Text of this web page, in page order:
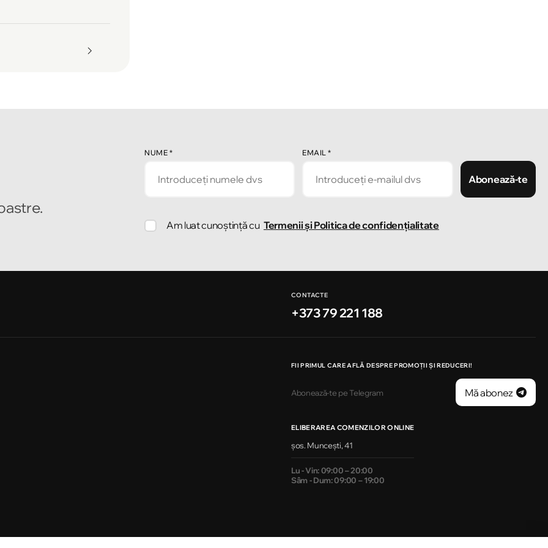
NUME * EMAIL*
Abonează-te
Am luat cunoștință cu Termenii și Politica de confidențialitate
CONTACTE
+373 79 221 188
FII PRIMUL CARE AFLĂ DESPRE PROMOȚII ȘI REDUCERI!
Abonează-te pe Telegram Mă abonez
ELIBERAREA COMENZILOR ONLINE
șos. Muncești, 41
Lu - Vin: 09:00 – 20:00
Sâm - Dum: 09:00 – 19:00